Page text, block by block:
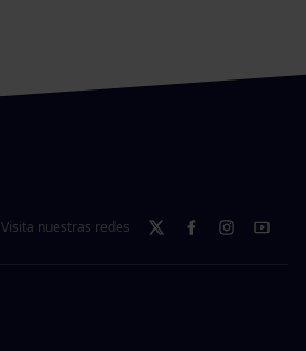
Visita nuestras redes